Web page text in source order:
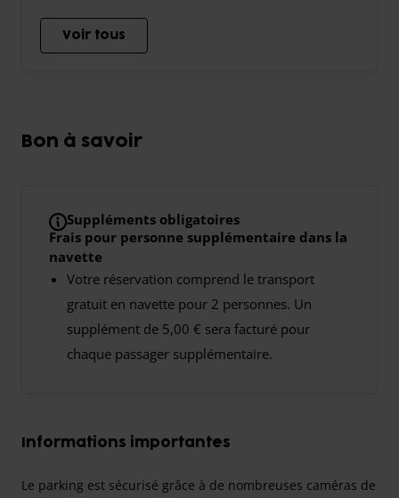
Voir tous
Bon à savoir
Suppléments obligatoires
Frais pour personne supplémentaire dans la
navette
Votre réservation comprend le transport
gratuit en navette pour 2 personnes. Un
supplément de 5,00 € sera facturé pour
chaque passager supplémentaire.
Informations importantes
Le parking est sécurisé grâce à de nombreuses caméras de